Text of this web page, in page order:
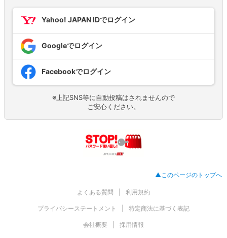
Yahoo! JAPAN IDでログイン
Googleでログイン
Facebookでログイン
※上記SNS等に自動投稿はされませんので
ご安心ください。
▲このページのトップへ
よくある質問 利用規約
プライバシーステートメント 特定商法に基づく表記
会社概要 採用情報